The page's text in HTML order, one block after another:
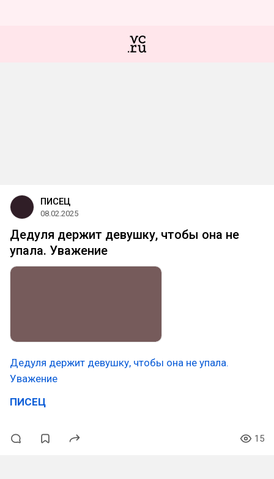
ПИСЕЦ
08.02.2025
Дедуля держит девушку, чтобы она не
упала. Уважение
Дедуля держит девушку, чтобы она не упала.
Уважение
ПИСЕЦ
15